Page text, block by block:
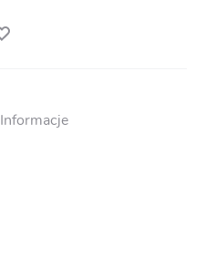
Informacje